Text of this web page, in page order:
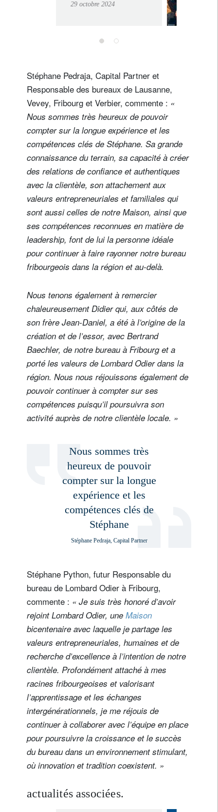
HEG Fribourg
résultats d’une
familiales
romandes
29 octobre 2024
Stéphane Pedraja, Capital Partner et
Responsable des bureaux de Lausanne,
Vevey, Fribourg et Verbier, commente : «
Nous sommes très heureux de pouvoir
compter sur la longue expérience et les
compétences clés de Stéphane. Sa grande
connaissance du terrain, sa capacité à créer
des relations de confiance et authentiques
avec la clientèle, son attachement aux
valeurs entrepreneuriales et familiales qui
sont aussi celles de notre Maison, ainsi que
ses compétences reconnues en matière de
leadership, font de lui la personne idéale
pour continuer à faire rayonner notre bureau
fribourgeois dans la région et au-delà.
Nous tenons également à remercier
chaleureusement Didier qui, aux côtés de
son frère Jean-Daniel, a été à l’origine de la
création et de l’essor, avec Bertrand
Baechler, de notre bureau à Fribourg et a
porté les valeurs de Lombard Odier dans la
région. Nous nous réjouissons également de
pouvoir continuer à compter sur ses
compétences puisqu’il poursuivra son
activité auprès de notre clientèle locale. »
Nous sommes très
heureux de pouvoir
compter sur la longue
expérience et les
compétences clés de
Stéphane
Stéphane Pedraja, Capital Partner
Stéphane Python, futur Responsable du
bureau de Lombard Odier à Fribourg,
commente : « Je suis très honoré d’avoir
rejoint Lombard Odier, une Maison
bicentenaire avec laquelle je partage les
valeurs entrepreneuriales, humaines et de
recherche d’excellence à l’intention de notre
clientèle. Profondément attaché à mes
racines fribourgeoises et valorisant
l’apprentissage et les échanges
intergénérationnels, je me réjouis de
continuer à collaborer avec l’équipe en place
pour poursuivre la croissance et le succès
du bureau dans un environnement stimulant,
où innovation et tradition coexistent. »
actualités associées.
S'inscrire à la newsletter
Email
Nom
Pays de résidence
Je ne suis pas résident ou citoyen des Etats-Unis
s'inscrire